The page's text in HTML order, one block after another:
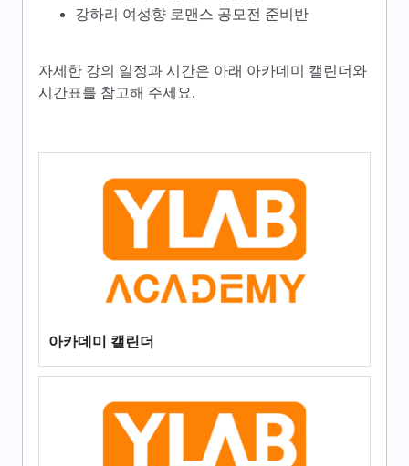
강하리 여성향 로맨스 공모전 준비반
자세한 강의 일정과 시간은 아래 아카데미 캘린더와
시간표를 참고해 주세요.
아카데미 캘린더